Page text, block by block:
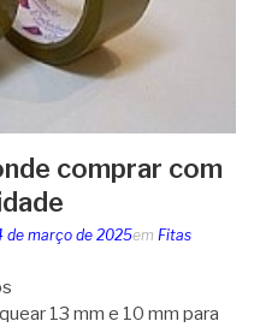
comprar com
de março de 2025em Fitas
13 mm e 10 mm para